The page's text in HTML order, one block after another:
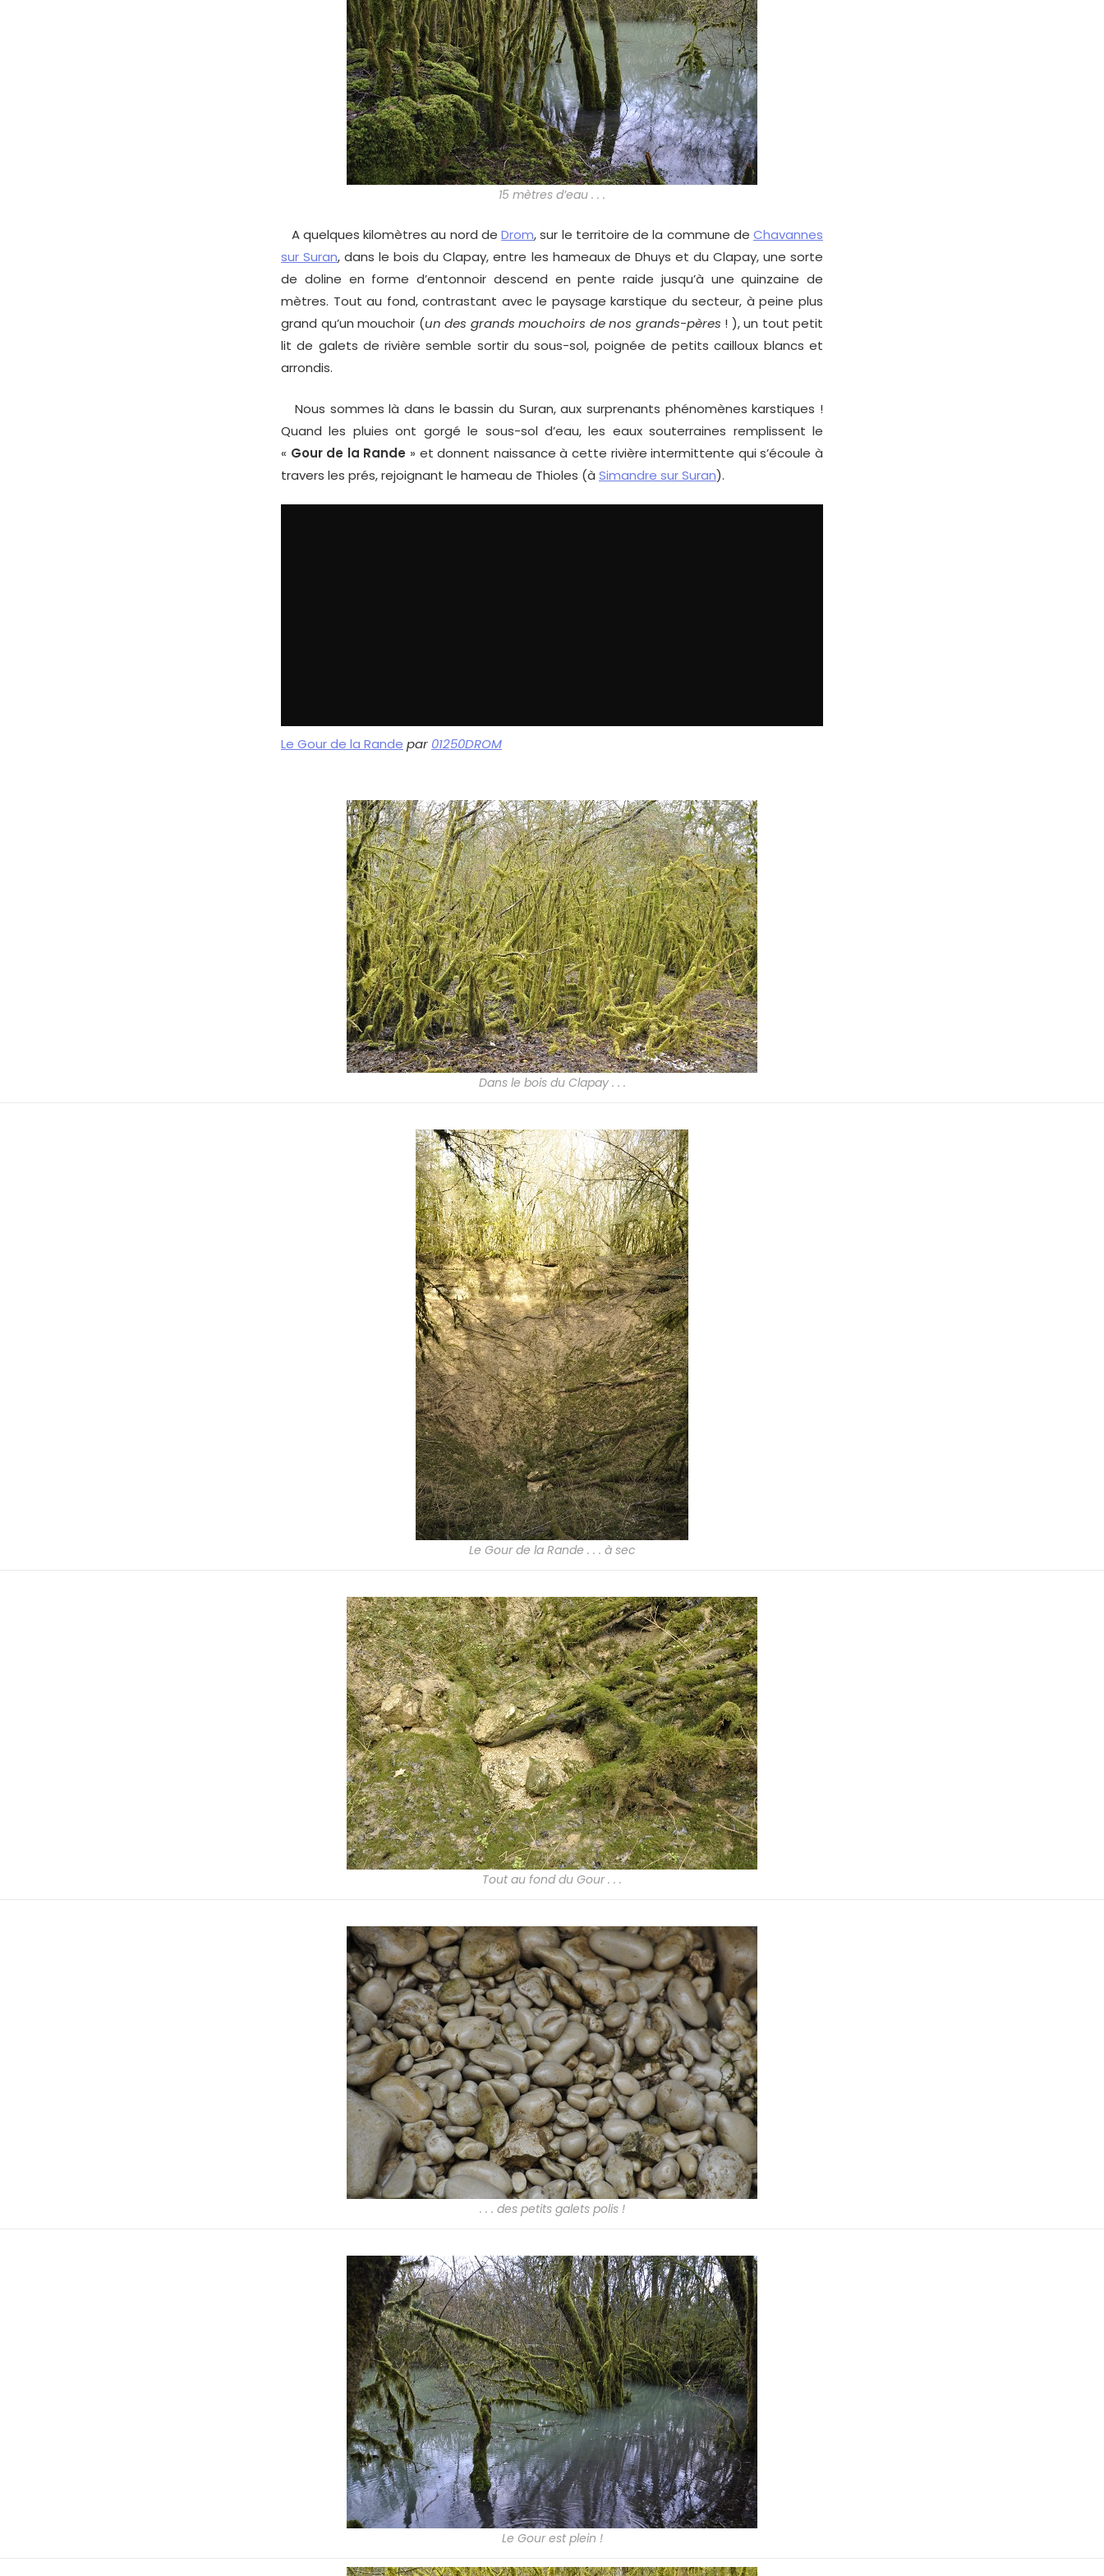
15 mètres d’eau . . .
A quelques kilomètres au nord deDrom, sur le territoire de la commune deChavannes
sur Suran, dans le bois du Clapay, entre les hameaux de Dhuys et du Clapay, une sorte
de doline en forme d’entonnoir descend en pente raide jusqu’à une quinzaine de
mètres. Tout au fond, contrastant avec le paysage karstique du secteur, à peine plus
grand qu’un mouchoir (un des grands mouchoirs de nos grands-pères ! ), un tout petit
lit de galets de rivière semble sortir du sous-sol, poignée de petits cailloux blancs et
arrondis.
Nous sommes là dans le bassin du Suran, aux surprenants phénomènes karstiques !
Quand les pluies ont gorgé le sous-sol d’eau, les eaux souterraines remplissent le
« Gour de la Rande » et donnent naissance à cette rivière intermittente qui s’écoule à
travers les prés, rejoignant le hameau de Thioles (à Simandre sur Suran).
Le Gour de la Rande par 01250DROM
Dans le bois du Clapay . . .
Le Gour de la Rande . . . à sec
Tout au fond du Gour . . .
. . . des petits galets polis !
Le Gour est plein !